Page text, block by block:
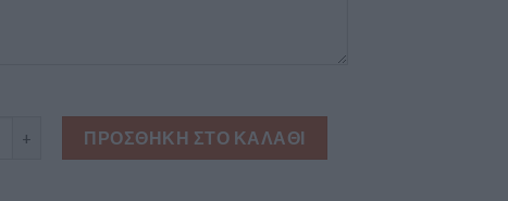
κάρτα οδοντογιατρού ποσότητα
ΠΡΟΣΘΉΚΗ ΣΤΟ ΚΑΛΆΘΙ